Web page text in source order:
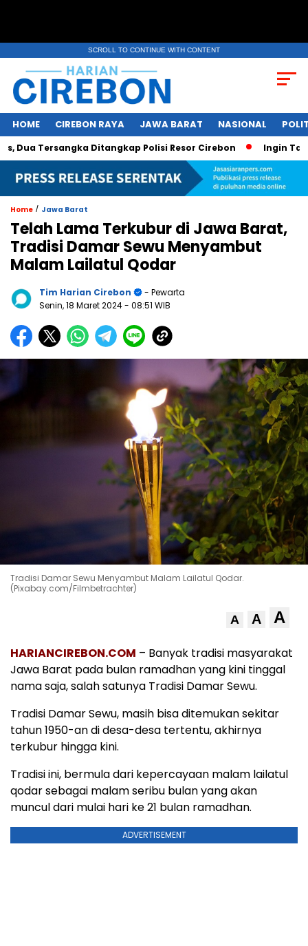
SCROLL TO CONTINUE WITH CONTENT
HOME CIREBON RAYA JAWA BARAT NASIONAL
Tersangka Ditangkap Polisi Resor Cirebon Ingin Tampil
Home / Jawa Barat
Telah Lama Terkubur di Jawa Barat,
Tradisi Damar Sewu Menyambut
Malam Lailatul Qodar
Tim Harian Cirebon
- Pewarta
Senin, 18 Maret 2024- 08:51 WIB
Tradisi Damar Sewu Menyambut Malam Lailatul Qodar.
(Pixabay.com/Filmbetrachter)
A A A
HARIANCIREBON.COM – Banyak tradisi masyarakat
Jawa Barat pada bulan ramadhan yang kini tinggal
nama saja, salah satunya Tradisi Damar Sewu.
Tradisi Damar Sewu, masih bisa ditemukan sekitar
tahun 1950-an di desa-desa tertentu, akhirnya
terkubur hingga kini.
Tradisi ini, bermula dari kepercayaan malam lailatul
qodar sebagai malam seribu bulan yang akan
muncul dari mulai hari ke 21 bulan ramadhan.
ADVERTISEMENT